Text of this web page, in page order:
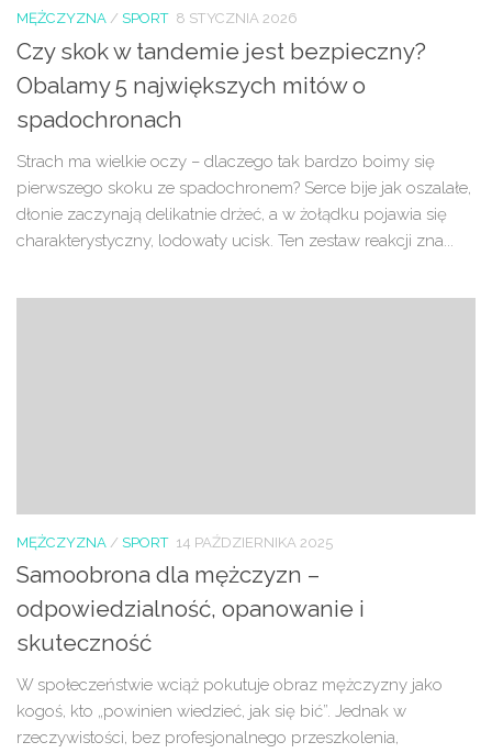
MĘŻCZYZNA / SPORT 8 STYCZNIA 2026
Czy skok w tandemie jest bezpieczny?
Obalamy 5 największych mitów o
spadochronach
Strach ma wielkie oczy – dlaczego tak bardzo boimy się
pierwszego skoku ze spadochronem? Serce bije jak oszalałe,
dłonie zaczynają delikatnie drżeć, a w żołądku pojawia się
charakterystyczny, lodowaty ucisk. Ten zestaw reakcji zna...
MĘŻCZYZNA / SPORT 14 PAŹDZIERNIKA 2025
Samoobrona dla mężczyzn –
odpowiedzialność, opanowanie i
skuteczność
W społeczeństwie wciąż pokutuje obraz mężczyzny jako
kogoś, kto „powinien wiedzieć, jak się bić”. Jednak w
rzeczywistości, bez profesjonalnego przeszkolenia,